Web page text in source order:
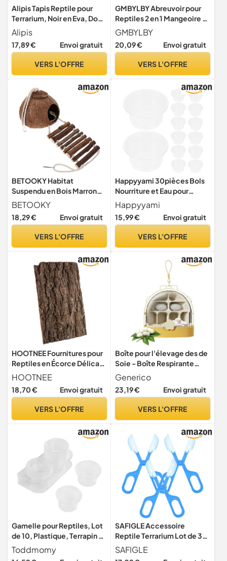
Alipis Tapis Reptile pour
Terrarium, Noir en Eva, Doux
et Confortable
Alipis
17,89 € Envoi gratuit
VERS L'OFFRE
GMBYLBY Abreuvoir pour
Reptiles 2 en 1 Mangeoire et
Bol d ' Eau Bol à Distributeur
Automatique pour Araignée
Fournitures pour Reptiles
de Compagnie Reptiles
GMBYLBY
20,09 € Envoi gratuit
VERS L'OFFRE
BETOOKY Habitat
Suspendu en Bois Marron
pour Bernard-l'hermite
avec Échelle, Abri Créatif
de Coquille, Cachette
Terrarium et Fournitures
BETOOKY
18,29 € Envoi gratuit
VERS L'OFFRE
Happyyami 30pièces Bols
Nourriture et Eau pour
Reptiles Tasses pour
Geckos et Petits Animaux
Accessoires Compatibles
Fournitures pour Reptiles
Happyyami
15,99 € Envoi gratuit
VERS L'OFFRE
HOOTNEE Fournitures pour
Reptiles en Écorce Délicate
11.81x7.87x0.59 Pouces
Solide Facile à Installer pour
Décor Terrarium Reptile
HOOTNEE
18,70 € Envoi gratuit
VERS L'OFFRE
Boîte pour l'élevage des de
Soie - Boîte Respirante
Transparente pour la
Croissance des de Soie,
pour Reptiles et
Plein air Visites Naturalistes
Generico
23,19 € Envoi gratuit
VERS L'OFFRE
Gamelle pour Reptiles, Lot
de 10, Plastique, Terrapin et
Tortue
Toddmomy
SAFIGLE Accessoire
Reptile Terrarium Lot de 3
Clips en Plastique Bleu,
Haute dureté et léger,
SAFIGLE